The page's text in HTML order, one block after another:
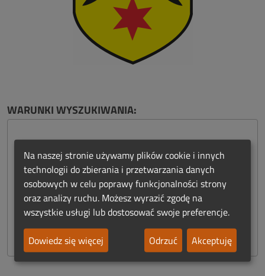
WARUNKI WYSZUKIWANIA:
miasto:
Namysłów
odległość:
20 km
Na naszej stronie używamy plików cookie i innych
technologii do zbierania i przetwarzania danych
osobowych w celu poprawy funkcjonalności strony
oraz analizy ruchu. Możesz wyrazić zgodę na
wszystkie usługi lub dostosować swoje preferencje.
Dowiedz się więcej
Odrzuć Akceptuję